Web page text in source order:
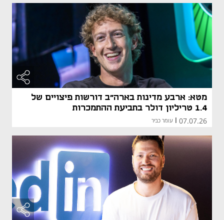
מטא: ארבע מדינות בארה"ב דורשות פיצויים של
1.4 טריליון דולר בתביעת ההתמכרות
07.07.26 עומר כביר